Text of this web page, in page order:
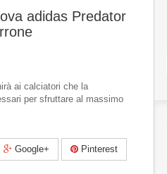
adidas Predator
ai calciatori che la
per sfruttare al massimo
Google+ Pinterest